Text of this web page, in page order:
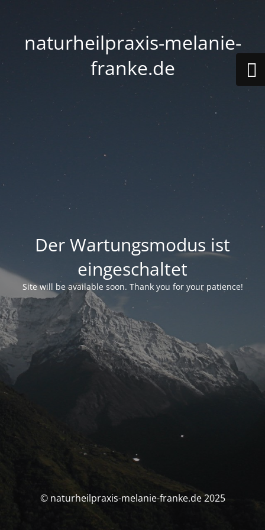
naturheilpraxis-melanie-
franke.de
Der Wartungsmodus ist
eingeschaltet
Site will be available soon. Thank you for your patience!
© naturheilpraxis-melanie-franke.de 2025